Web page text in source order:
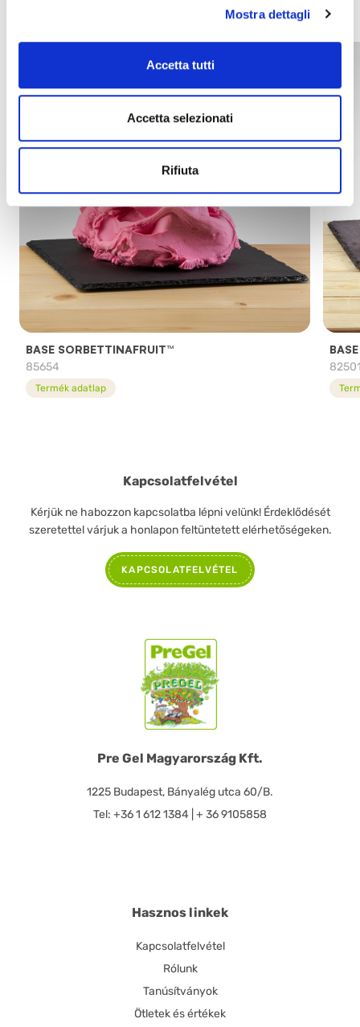
Mostra dettagli
Accetta tutti
Accetta selezionati
Rifiuta
BASE SORBETTINAFRUIT™
85654
Termék adatlap
Pre Gel Magyarország Kft.
1225 Budapest, Bányalég utca 60/B.
Tel: +36 1 612 1384 | + 36 9105858
Hasznos linkek
Kapcsolatfelvétel
Rólunk
Tanúsítványok
Ötletek és értékek
Kapcsolatfelvétel
Kérjük ne habozzon kapcsolatba lépni velünk! Érdeklődését
szeretettel várjuk a honlapon feltüntetett elérhetőségeken.
KAPCSOLATFELVÉTEL